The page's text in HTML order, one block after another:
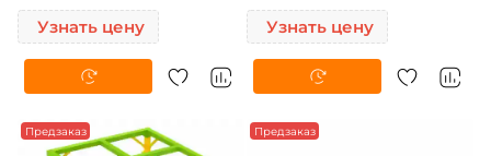
Узнать цену Узнать цену
Предзаказ Предзаказ